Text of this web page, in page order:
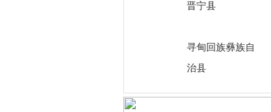
晋宁县
寻甸回族彝族自
治县